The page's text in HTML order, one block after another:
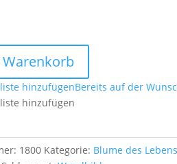
Warenkorb
hinzufügenBereits auf der
hinzufügen
1800 Kategorie: Blume des Lebens